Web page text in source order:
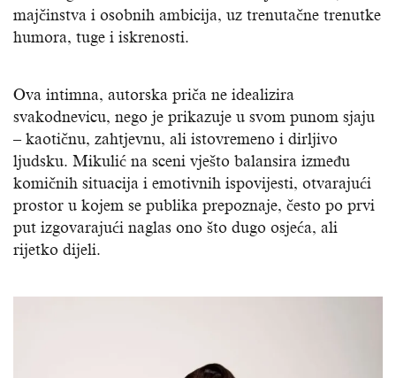
majčinstva i osobnih ambicija, uz trenutačne trenutke
humora, tuge i iskrenosti.
Ova intimna, autorska priča ne idealizira
svakodnevicu, nego je prikazuje u svom punom sjaju
– kaotičnu, zahtjevnu, ali istovremeno i dirljivo
ljudsku. Mikulić na sceni vješto balansira između
komičnih situacija i emotivnih ispovijesti, otvarajući
prostor u kojem se publika prepoznaje, često po prvi
put izgovarajući naglas ono što dugo osjeća, ali
rijetko dijeli.